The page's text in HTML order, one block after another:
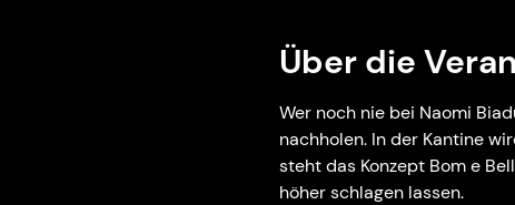
Über die
Wer noch nie bei Naomi
nachholen. In der Kantine
steht das Konzept Bom e
höher schlagen lassen.